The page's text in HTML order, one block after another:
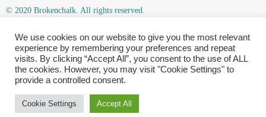
© 2020 Brokenchalk. All rights reserved.
Privacy Policy|
We use cookies on our website to give you the most relevant
experience by remembering your preferences and repeat
visits. By clicking “Accept All”, you consent to the use of ALL
the cookies. However, you may visit "Cookie Settings" to
provide a controlled consent.
Cookie Settings Accept All